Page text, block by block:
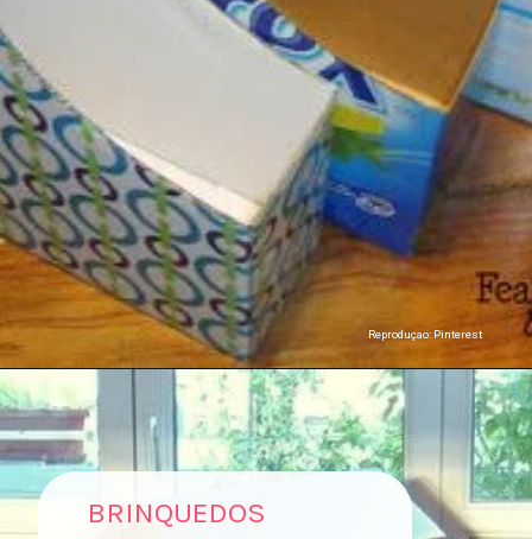
Reproduçao: Pinterest
BRINQUEDOS